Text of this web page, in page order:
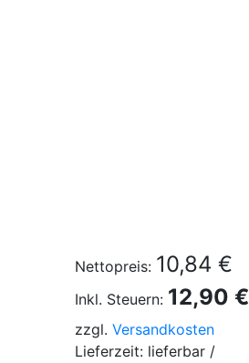
Nettopreis: 10,84 €
Inkl. Steuern: 12,90 €
zzgl. Versandkosten
Lieferzeit: lieferbar /